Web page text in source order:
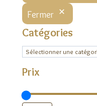
Fermer
Catégories
Sélectionner
une
Prix